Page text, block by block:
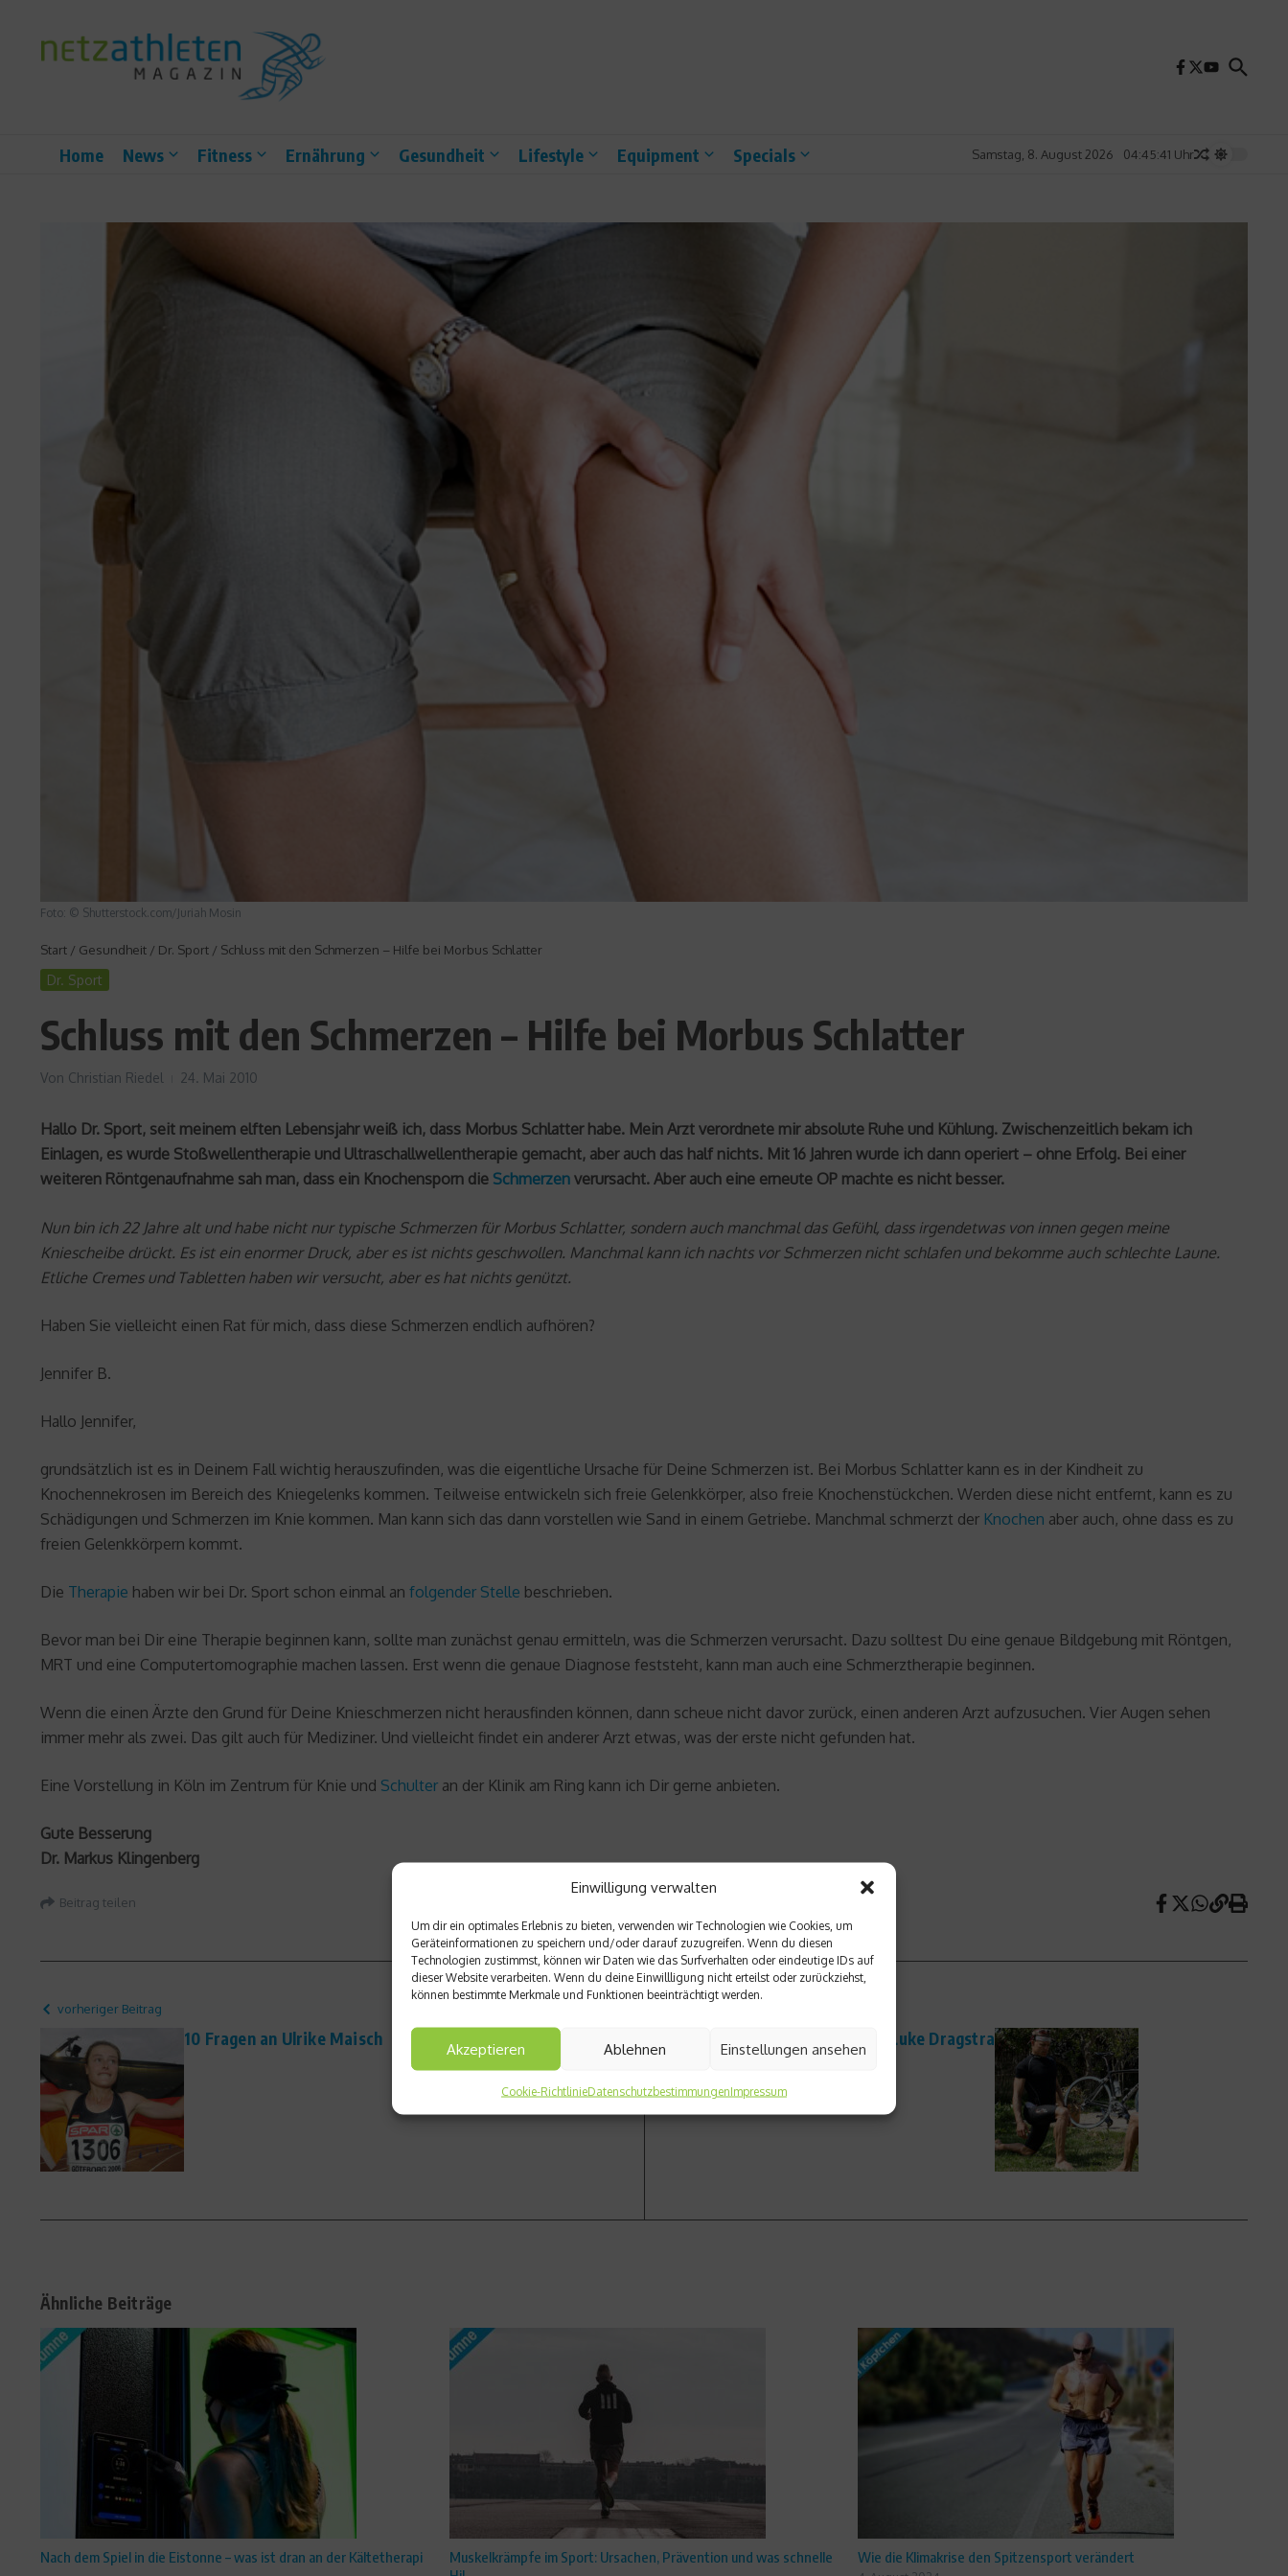
Einwilligung verwalten
Um dir ein optimales Erlebnis zu bieten, verwenden wir Technologien wie Cookies, um
Geräteinformationen zu speichern und/oder darauf zuzugreifen. Wenn du diesen
Technologien zustimmst, können wir Daten wie das Surfverhalten oder eindeutige IDs auf
dieser Website verarbeiten. Wenn du deine Einwillligung nicht erteilst oder zurückziehst,
können bestimmte Merkmale und Funktionen beeinträchtigt werden.
Akzeptieren Ablehnen Einstellungen ansehen
Cookie-RichtlinieDatenschutzbestimmungenImpressum
Home News Fitness Ernährung Gesundheit Lifestyle Equipment Specials Samstag, 8. August 2026 04:45:43 Uhr
Foto: © Shutterstock.com/Juriah Mosin
Start / Gesundheit / Dr. Sport / Schluss mit den Schmerzen – Hilfe bei Morbus Schlatter
Dr. Sport
Schluss mit den Schmerzen – Hilfe bei Morbus Schlatter
Von Christian Riedel 24. Mai 2010
Hallo Dr. Sport, seit meinem elften Lebensjahr weiß ich, dass Morbus Schlatter habe. Mein Arzt verordnete mir absolute Ruhe und Kühlung. Zwischenzeitlich bekam ich
Einlagen, es wurde Stoßwellentherapie und Ultraschallwellentherapie gemacht, aber auch das half nichts. Mit 16 Jahren wurde ich dann operiert – ohne Erfolg. Bei einer
weiteren Röntgenaufnahme sah man, dass ein Knochensporn die Schmerzen verursacht. Aber auch eine erneute OP machte es nicht besser.
Nun bin ich 22 Jahre alt und habe nicht nur typische Schmerzen für Morbus Schlatter, sondern auch manchmal das Gefühl, dass irgendetwas von innen gegen meine
Kniescheibe drückt. Es ist ein enormer Druck, aber es ist nichts geschwollen. Manchmal kann ich nachts vor Schmerzen nicht schlafen und bekomme auch schlechte Laune.
Etliche Cremes und Tabletten haben wir versucht, aber es hat nichts genützt.
Haben Sie vielleicht einen Rat für mich, dass diese Schmerzen endlich aufhören?
Jennifer B.
Hallo Jennifer,
grundsätzlich ist es in Deinem Fall wichtig herauszufinden, was die eigentliche Ursache für Deine Schmerzen ist. Bei Morbus Schlatter kann es in der Kindheit zu
Knochennekrosen im Bereich des Kniegelenks kommen. Teilweise entwickeln sich freie Gelenkkörper, also freie Knochenstückchen. Werden diese nicht entfernt, kann es zu
Schädigungen und Schmerzen im Knie kommen. Man kann sich das dann vorstellen wie Sand in einem Getriebe. Manchmal schmerzt der Knochen aber auch, ohne dass es zu
freien Gelenkkörpern kommt.
Die Therapie haben wir bei Dr. Sport schon einmal an folgender Stelle beschrieben.
Bevor man bei Dir eine Therapie beginnen kann, sollte man zunächst genau ermitteln, was die Schmerzen verursacht. Dazu solltest Du eine genaue Bildgebung mit Röntgen,
MRT und eine Computertomographie machen lassen. Erst wenn die genaue Diagnose feststeht, kann man auch eine Schmerztherapie beginnen.
Wenn die einen Ärzte den Grund für Deine Knieschmerzen nicht herausfinden können, dann scheue nicht davor zurück, einen anderen Arzt aufzusuchen. Vier Augen sehen
immer mehr als zwei. Das gilt auch für Mediziner. Und vielleicht findet ein anderer Arzt etwas, was der erste nicht gefunden hat.
Eine Vorstellung in Köln im Zentrum für Knie und Schulter an der Klinik am Ring kann ich Dir gerne anbieten.
Gute Besserung
Dr. Markus Klingenberg
Beitrag teilen
vorheriger Beitrag
10 Fragen an Ulrike Maisch Dehnübungen für Triathleten mit Luke Dragstra
Ähnliche Beiträge
Nach dem Spiel in die Eistonne – was ist dran an der Kältetherapi
Muskelkrämpfe im Sport: Ursachen, Prävention und was schnelle
Wie die Klimakrise den Spitzensport verändert